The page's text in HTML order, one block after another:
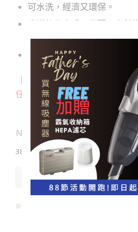
可水洗，經濟又環保。
建議使用方式：兩顆以上替
顆建議使用6-8個月更換。
此產品為耗材，無提供保固。
【請注意】鑑賞期並非試用期
任何試用
NT$ 500原
始
價
格：
NT$500。
NT$ 400
前
價
格：
38 件庫存
加入購物車
貨號: